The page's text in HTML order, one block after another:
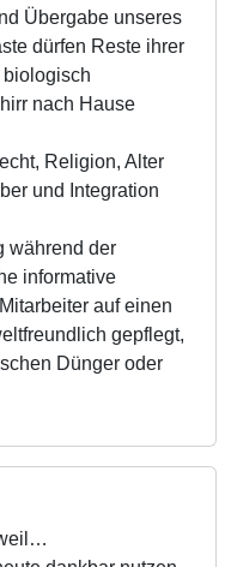
Übergabe unseres
dürfen Reste ihrer
biologisch
nach Hause
Religion, Alter
und Integration
während der
informative
auf einen
gepflegt,
Dünger oder